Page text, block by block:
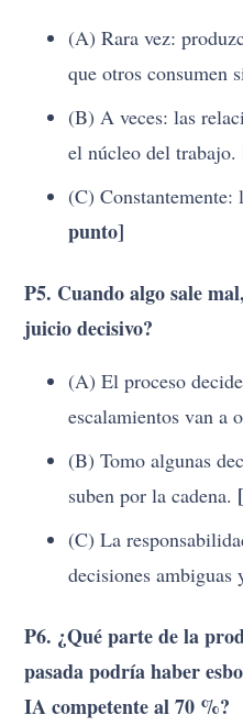
(A) Rara vez:
que otros consumen
(B) A veces: las
el núcleo del trabajo.
(C)
punto]
P5. Cuando algo sale
juicio decisivo?
(A) El proceso
escalamientos van a
(B) Tomo algunas
suben por la cadena.
(C) La
decisiones ambiguas
P6. ¿Qué parte de la
pasada podría haber
IA competente al 70 %?